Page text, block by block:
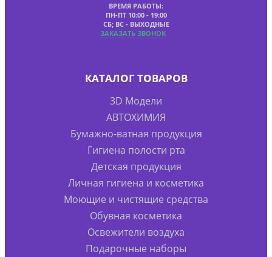
ВРЕМЯ РАБОТЫ:
ПН-ПТ 10:00 - 19:00
СБ; ВС - ВЫХОДНЫЕ
ЗАКАЗАТЬ ЗВОНОК
КАТАЛОГ ТОВАРОВ
3D Модели
АВТОХИМИЯ
Бумажно-ватная продукция
Гигиена полости рта
Детская продукция
Личная гигиена и косметика
Моющие и чистящие средства
Обувная косметика
Освежители воздуха
Подарочные наборы